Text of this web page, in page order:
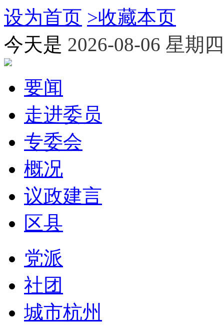
设为首页 >收藏本页
今天是 2026-08-06 星期四
要闻
走进委员
专委会
概况
议政建言
区县
党派
社团
城市杭州